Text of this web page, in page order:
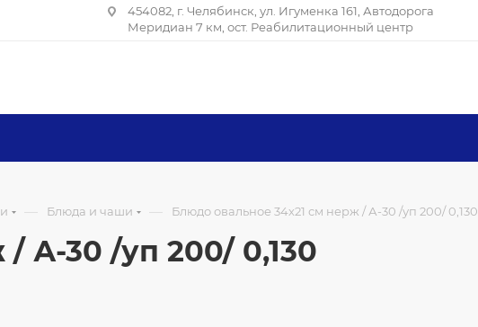
454082, г. Челябинск, ул. Игуменка 161, Автодорога
Меридиан 7 км, ост. Реабилитационный центр
— Блюда и чаши — Блюдо овальное 34х21 см нерж / А-30 /уп 200/ 0,130
А-30 /уп 200/ 0,130